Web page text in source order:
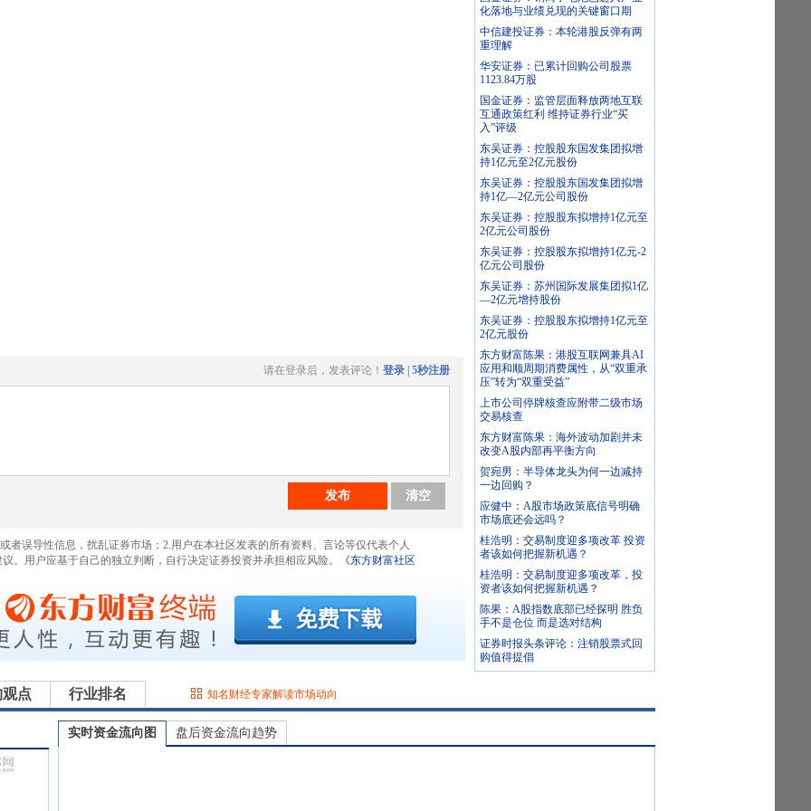
请在登录后，发表评论！ 登录 5秒注册
发布 清空
者误导性信息，扰乱证券市场；2.用户在本社区发表的所有资料、言论等仅代表个人
。用户应基于自己的独立判断，自行决定证券投资并承担相应风险。
《东方财富社区
化落地与业绩兑现的关键窗口期
中信建投证券：本轮港股反弹有两
重理解
华安证券：已累计回购公司股票
1123.84万股
国金证券：监管层面释放两地互联
互通政策红利 维持证券行业“买
入”评级
东吴证券：控股股东国发集团拟增
持1亿元至2亿元股份
东吴证券：控股股东国发集团拟增
持1亿—2亿元公司股份
东吴证券：控股股东拟增持1亿元至
2亿元公司股份
东吴证券：控股股东拟增持1亿元-2
亿元公司股份
东吴证券：苏州国际发展集团拟1亿
—2亿元增持股份
东吴证券：控股股东拟增持1亿元至
2亿元股份
东方财富陈果：港股互联网兼具AI
应用和顺周期消费属性，从“双重承
压”转为“双重受益”
上市公司停牌核查应附带二级市场
交易核查
东方财富陈果：海外波动加剧并未
改变A股内部再平衡方向
贺宛男：半导体龙头为何一边减持
一边回购？
应健中：A股市场政策底信号明确
市场底还会远吗？
桂浩明：交易制度迎多项改革 投资
者该如何把握新机遇？
桂浩明：交易制度迎多项改革，投
资者该如何把握新机遇？
陈果：A股指数底部已经探明 胜负
手不是仓位 而是选对结构
证券时报头条评论：注销股票式回
购值得提倡
点 行业排名 知名财经专家解读市场动向
实时资金流向图 盘后资金流向趋势